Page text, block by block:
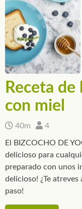
Receta
con miel
40m 4
El BIZCOCHO DE
delicioso para
preparado con unos
delicioso! ¿Te atreves
paso!